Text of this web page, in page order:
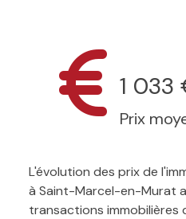
1 033
Prix
L'évolution des prix de
à Saint-Marcel-en-Murat
transactions immobilières